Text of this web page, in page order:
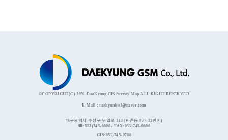
©COPYRIGHT(C) 1991 DaeKyung GIS Survey Map ALL RIGHT RESERVED
E-Mail : taekyunlee1@naver.com
대구광역시 수성구 무열로 113 (만촌동 977-32번지)
☎:053)745-6000 / FAX:053)745-0600
GIS:053)745-0700